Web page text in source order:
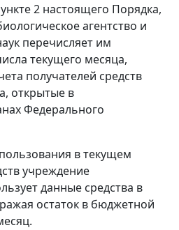
2 настоящего Порядка,
агентство и
перечисляет им
текущего месяца,
получателей средств
открытые в
Федерального
в текущем
учреждение
данные средства в
остаток в бюджетной